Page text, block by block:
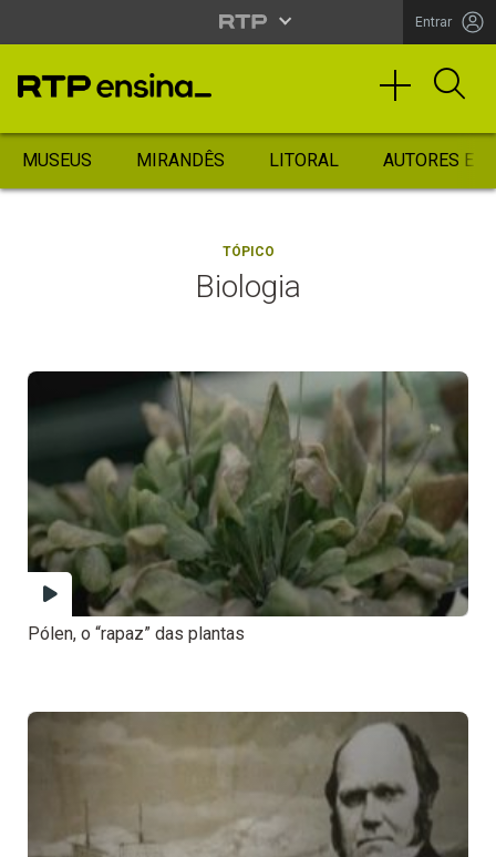
Entrar
MUSEUS MIRANDÊS LITORAL AUTORES
TÓPICO
Biologia
Pólen, o “rapaz” das plantas